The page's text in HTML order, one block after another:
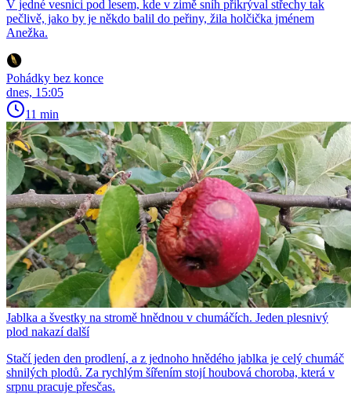
V jedné vesnici pod lesem, kde v zimě sníh přikrýval střechy tak
pečlivě, jako by je někdo balil do peřiny, žila holčička jménem
Anežka.
Pohádky bez konce
dnes, 15:05
11 min
Jablka a švestky na stromě hnědnou v chumáčích. Jeden plesnivý
plod nakazí další
Stačí jeden den prodlení, a z jednoho hnědého jablka je celý chumáč
shnilých plodů. Za rychlým šířením stojí houbová choroba, která v
srpnu pracuje přesčas.